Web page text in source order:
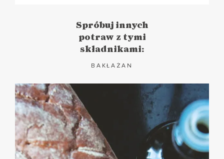
Spróbuj innych
potraw z tymi
składnikami:
BAKŁAŻAN